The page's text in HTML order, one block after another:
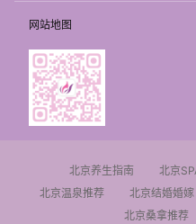
网站地图
北京养生指南 北京
北京温泉推荐
北京结婚婚嫁
北京桑拿推荐